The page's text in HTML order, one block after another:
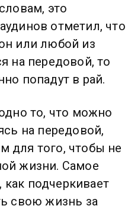
это
отметил, что
или любой из
на передовой, то
попадут в рай.
то, что можно
на передовой,
для того, чтобы не
жизни. Самое
подчеркивает
свою жизнь за